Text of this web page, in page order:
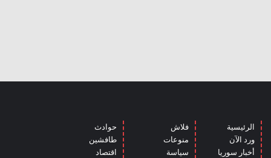
الرئيسية
ورد الآن
أخبار سوريا
فلاش
منوعات
سياسة
حوادث
طافشين
اقتصاد